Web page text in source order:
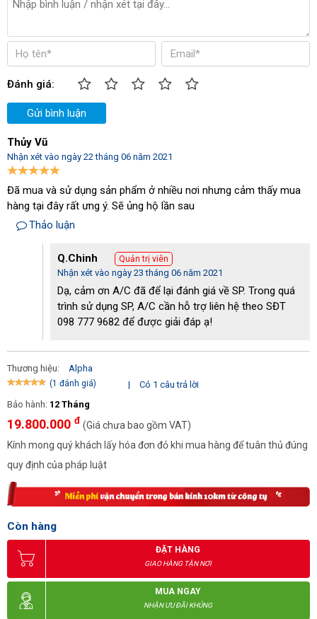
Tiết kiệm chi phí
Sử dụng thiết bị làm mát Alpha 30RT trong các phân xưởng, các
khu công nghiệp giúp máy móc duy trì được hoạt động.
Lượng nhiệt sinh ra trong quá trình sản xuất được giảm đáng kể,
giúp khắc phục các sự cố không đáng có của tháp giải nhiệt.
Điều này giúp cho cho các doanh nghiệp giảm được chi phí vận
hành và chi phí sửa chữa.
Giá thành rẻ
So với các model có công suất lớn khác thậm chí so với các
thương hiệu khác, thì thương hiệu Alpha được đánh giá là có giá
thành thấp hơn so với các thương hiệu khác.
Bởi có dây chuyền sản xuất trực tiếp tại Việt Nam, không phải
nhiều doanh nghiệp trong nước.
Cấu tạo đơn giản của model Alpha 30RT
Thương hiệu Alpha bắt đầu thành lập tại Việt Nam vào năm 2009.
Ngay từ ngày đầu thành lập thương hiệu này đã ghi được dấu ấn
riêng với nhiều đối tượng khách hàng. Alpha đã và đang mang
đến những sản phẩm có chất lượng tốt, hiệu suất và độ bền của
thiết bị cao.
Đánh giá:
Gửi bình luận
Thủy Vũ
Nhận xét vào ngày 22 tháng 06 năm 2021
Đã mua và sử dụng sản phẩm ở nhiều nơi nhưng cảm thấy mua
hàng tại đây rất ưng ý. Sẽ ủng hộ lần sau
Thảo luận
Q.Chinh Quản trị viên
Nhận xét vào ngày 23 tháng 06 năm 2021
Dạ, cảm ơn A/C đã để lại đánh giá về SP. Trong quá
trình sử dụng SP, A/C cần hỗ trợ liên hệ theo SĐT
098 777 9682 để được giải đáp ạ!
Thương hiệu: Alpha
(1 đánh giá) |
Có 1 câu trả lời
Bảo hành: 12 Tháng
19.800.000 đ (Giá chưa bao gồm VAT)
Kính mong quý khách lấy hóa đơn đỏ khi mua hàng để tuân thủ đúng
quy định của pháp luật
Còn hàng
ĐẶT HÀNG
GIAO HÀNG TẬN NƠI
MUA NGAY
NHẬN ƯU ĐÃI KHỦNG